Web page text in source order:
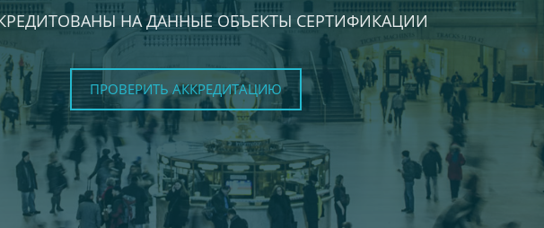
НА ДАННЫЕ ОБЪЕКТЫ СЕРТИФИКАЦИИ
ПРОВЕРИТЬ АККРЕДИТАЦИЮ